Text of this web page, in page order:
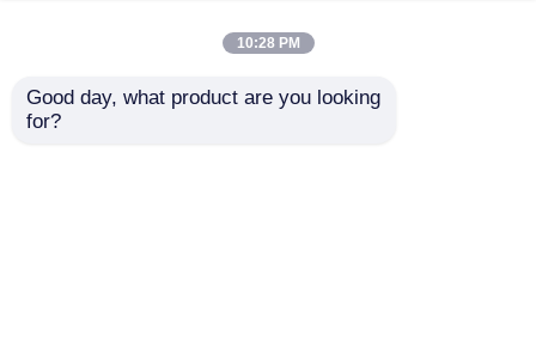
10:28 PM
Good day, what product are you looking
for?